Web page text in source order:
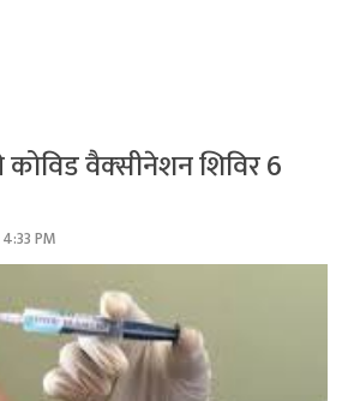
कोविड वैक्‍सीनेशन शिविर 6
PM